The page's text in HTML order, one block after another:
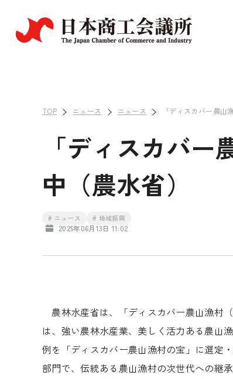
TOP ニュース ニュース 「ディスカバー農山
「ディスカバ
中（農水省）
# ニュース # 地域振興
2025年06月13日 11:02
農林水産省は、「ディスカバー農山漁村
は、強い農林水産業、美しく活力ある農山
例を「ディスカバー農山漁村の宝」に選定
部門で、伝統ある農山漁村の次世代への継